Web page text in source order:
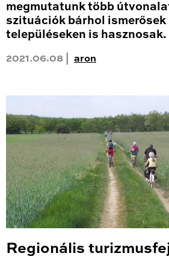
megmutatunk több
szituációk bárhol ismerősek
településeken is hasznosak.
2021.06.08 | aron
Regionális